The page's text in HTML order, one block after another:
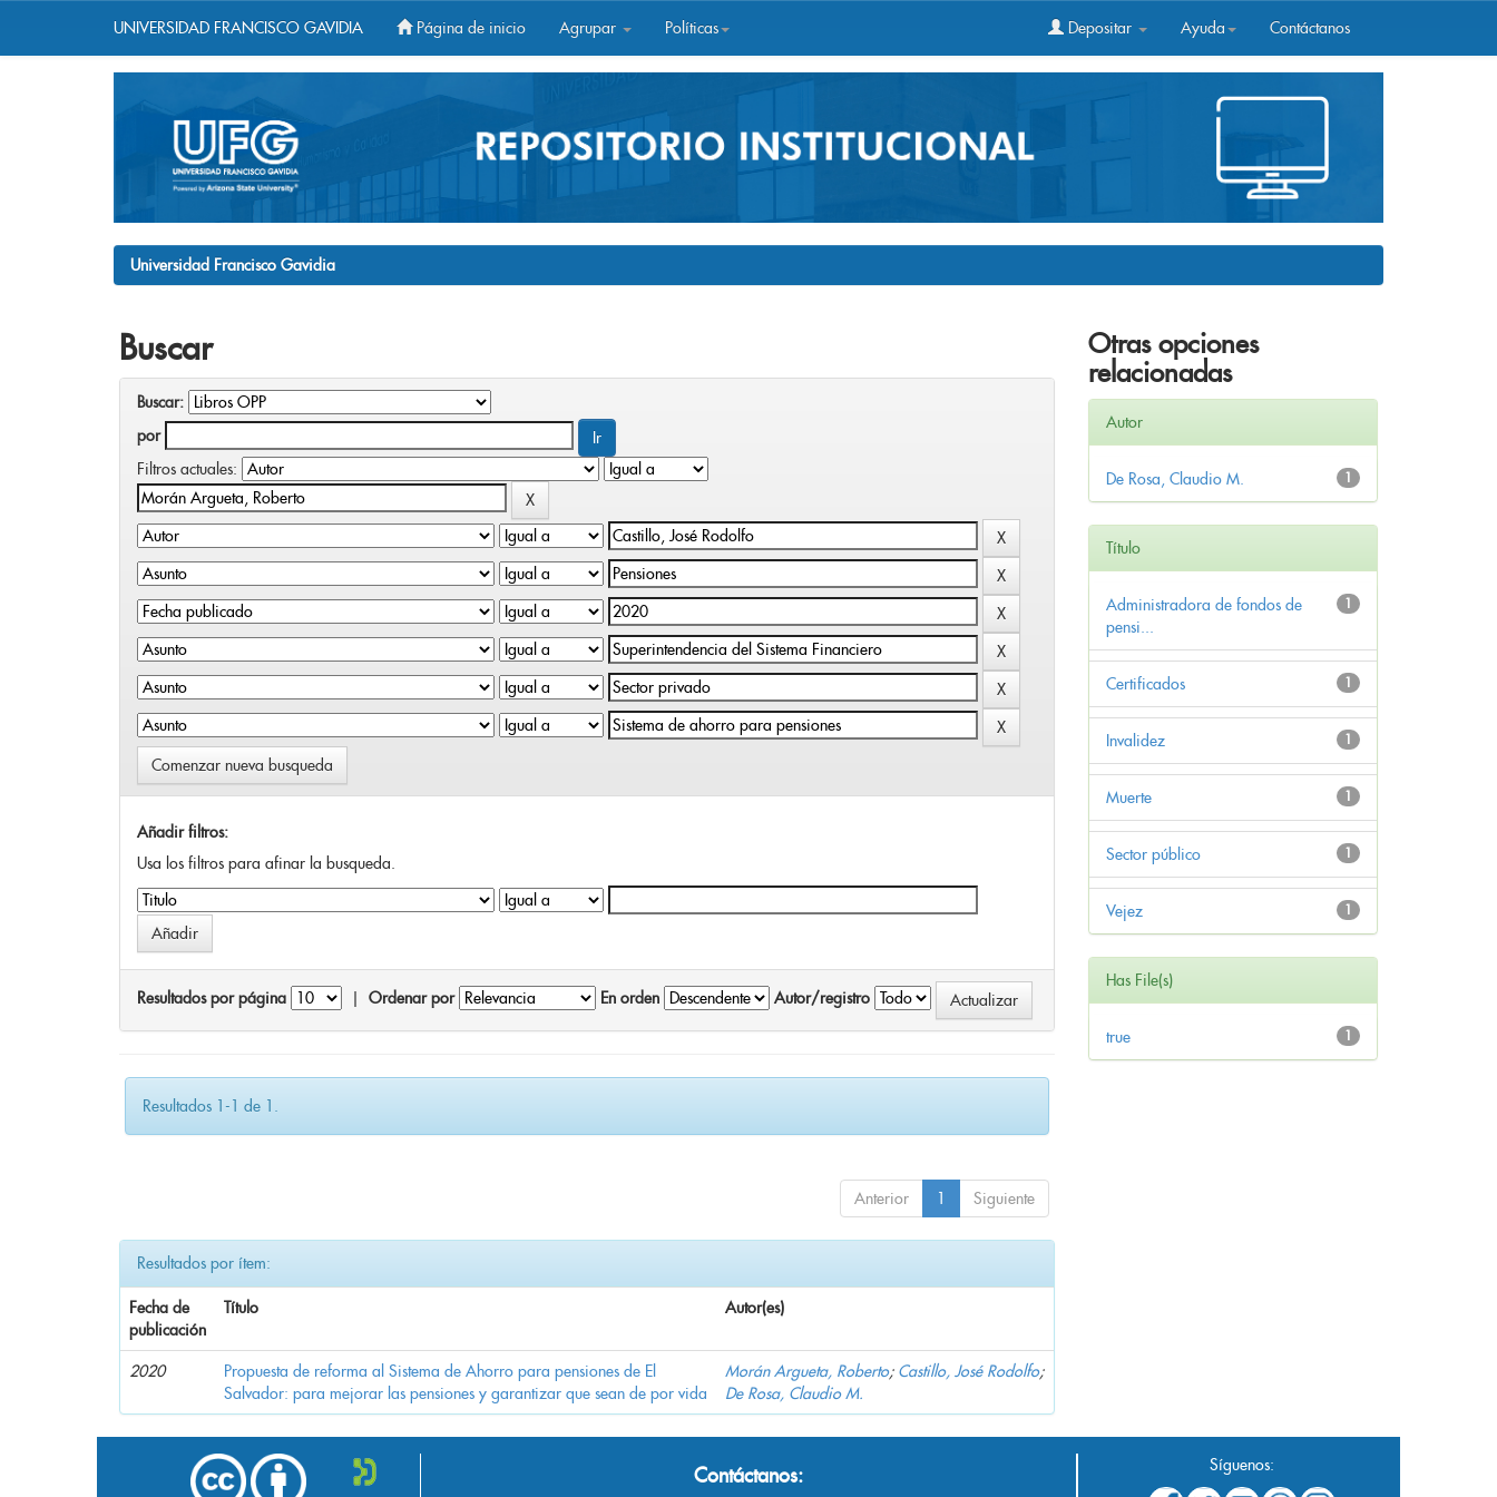
UNIVERSIDAD FRANCISCO GAVIDIA Página de inicio Agrupar Políticas Depositar Ayuda Contáctanos
Universidad Francisco Gavidia
Buscar
Buscar:
por
Filtros actuales:
Comenzar nueva busqueda
Añadir filtros:
Usa los filtros para afinar la busqueda.
Resultados por página Ordenar por En orden Autor/registro
Resultados 1-1 de 1.
Anterior 1 Siguiente
Resultados por ítem:
Fecha de
publicación
Título Autor(es)
2020
Propuesta de reforma al Sistema de Ahorro para pensiones de El
Salvador: para mejorar las pensiones y garantizar que sean de por vida
Morán Argueta, Roberto; Castillo, José Rodolfo;
De Rosa, Claudio M.
Otras opciones
relacionadas
Autor
1
De Rosa, Claudio M.
Título
1
Administradora de fondos de
pensi...
1
Certificados
1
Invalidez
1
Muerte
1
Sector público
1
Vejez
Has File(s)
1
true
Contáctanos: Síguenos: